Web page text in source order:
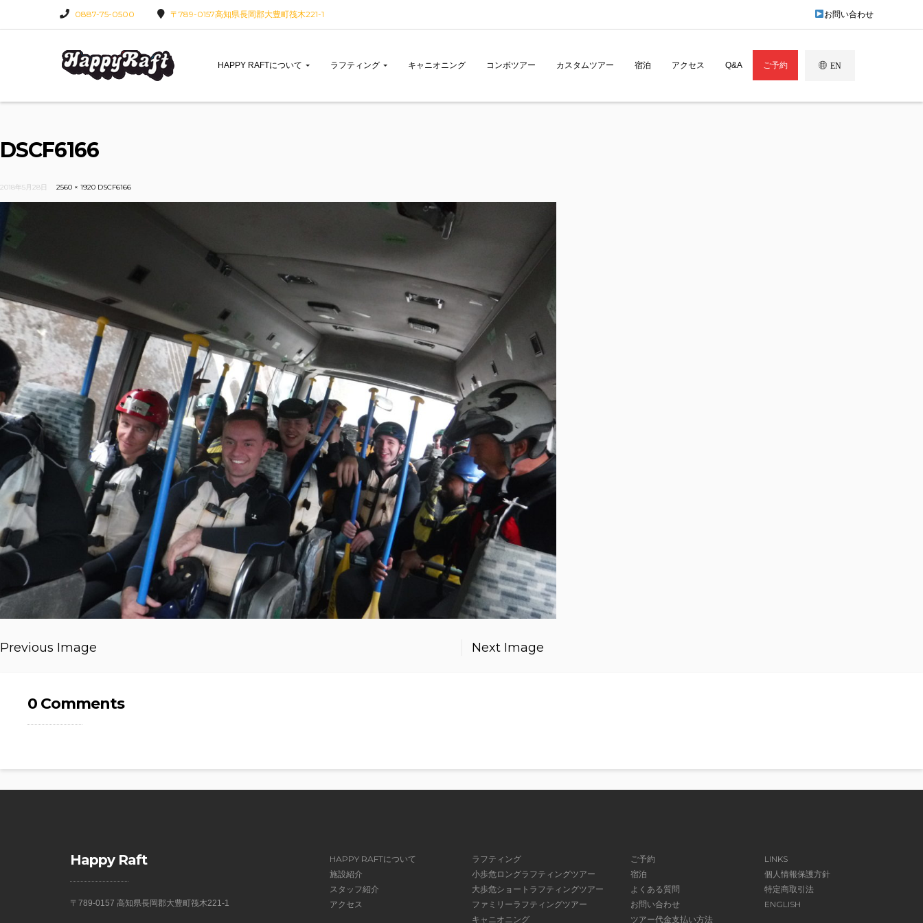
0887-75-0500 〒789-0157高知県長岡郡大豊町筏木221-1 お問い合わせ
HAPPY RAFTについて ラフティング キャニオニング コンボツアー カスタムツアー 宿泊 アクセス Q&A ご予約 EN
DSCF6166
2018年5月28日 2560 × 1920 DSCF6166
Previous Image Next Image
0 Comments
Happy Raft
〒789-0157 高知県長岡郡大豊町筏木221-1
HAPPY RAFTについて
施設紹介
スタッフ紹介
アクセス
ラフティング
小歩危ロングラフティングツアー
大歩危ショートラフティングツアー
ファミリーラフティングツアー
キャニオニング
ご予約
宿泊
よくある質問
お問い合わせ
ツアー代金支払い方法
LINKS
個人情報保護方針
特定商取引法
ENGLISH